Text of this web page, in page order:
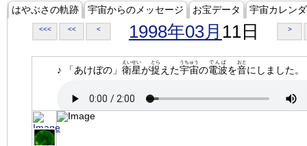
はやぶさの軌跡 宇宙からのメッセージ お宝データ 宇宙カレン
<<< << < 1998年03月 11日 >
♪ 「あけぼの」 衛星
えいせい
が捉
とら
えた宇宙
うちゅう
の電波
でんぱ
を音
おと
にしました。